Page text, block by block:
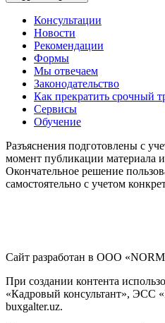
Консультации
Новости
Рекомендации
Формы
Мы отвечаем
Законодательство
Как прекратить срочный
Сервисы
Обучение
Разъяснения подготовлены с
момент публикации материала
Окончательное решение
самостоятельно с учетом
Сайт разработан в ООО
При создании контента
«Кадровый консультант», ЭСС
buxgalter.uz.